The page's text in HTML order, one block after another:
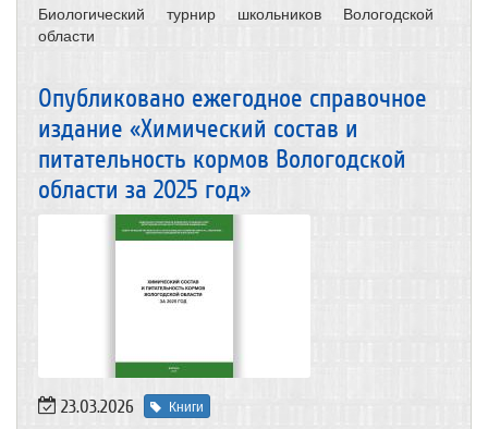
Биологический турнир школьников Вологодской
области
Опубликовано ежегодное справочное
издание «Химический состав и
питательность кормов Вологодской
области за 2025 год»
23.03.2026 Книги